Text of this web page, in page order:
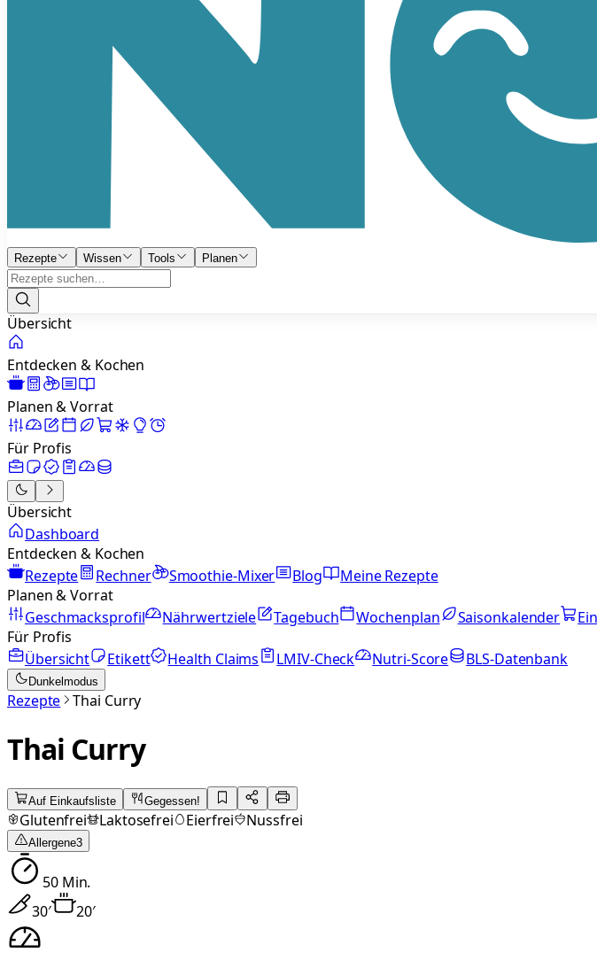
Rezepte Wissen Tools Planen
Übersicht
Entdecken & Kochen
Planen & Vorrat
Für Profis
Übersicht
Dashboard
Entdecken & Kochen
Rezepte
Rechner Smoothie-Mixer Blog
Meine Rezepte
Planen & Vorrat
Geschmacksprofil
Nährwertziele Tagebuch Wochenplan Saisonkalender
Für Profis
Übersicht
Etikett Health Claims LMIV-Check Nutri-Score BLS-Datenbank
Dunkelmodus
Rezepte Thai Curry
Thai Curry
Auf Einkaufsliste Gegessen!
Glutenfrei Laktosefrei Eierfrei Nussfrei
Allergene3
50Min.
30′ 20′